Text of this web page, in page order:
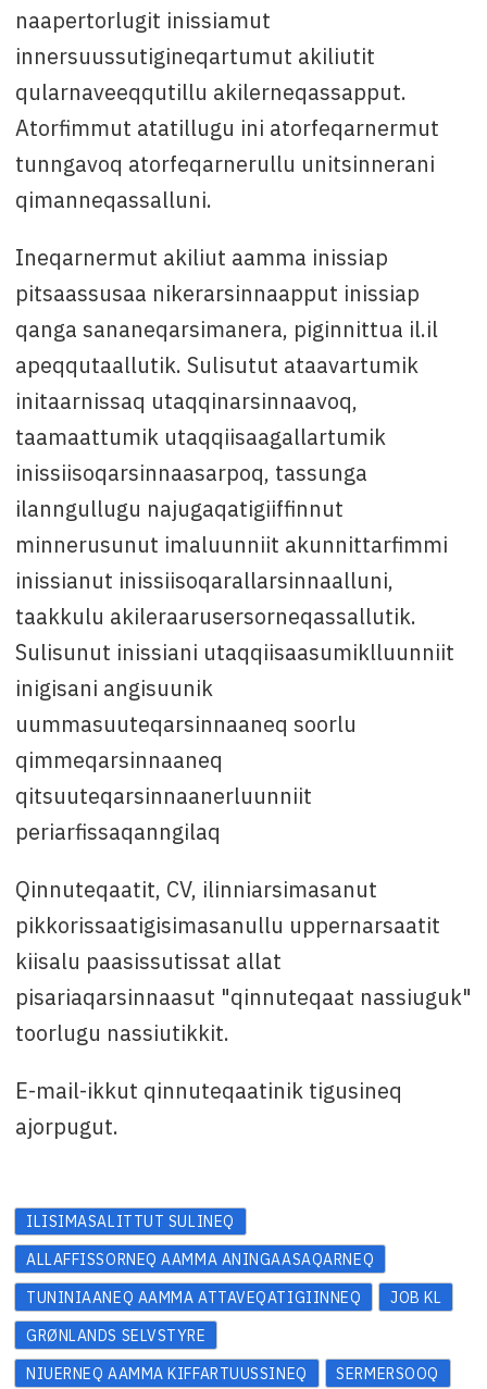
naapertorlugit inissiamut
innersuussutigineqartumut akiliutit
qularnaveeqqutillu akilerneqassapput.
Atorfimmut atatillugu ini atorfeqarnermut
tunngavoq atorfeqarnerullu unitsinnerani
qimanneqassalluni.
Ineqarnermut akiliut aamma inissiap
pitsaassusaa nikerarsinnaapput inissiap
qanga sananeqarsimanera, piginnittua il.il
apeqqutaallutik. Sulisutut ataavartumik
initaarnissaq utaqqinarsinnaavoq,
taamaattumik utaqqiisaagallartumik
inissiisoqarsinnaasarpoq, tassunga
ilanngullugu najugaqatigiiffinnut
minnerusunut imaluunniit akunnittarfimmi
inissianut inissiisoqarallarsinnaalluni,
taakkulu akileraarusersorneqassallutik.
Sulisunut inissiani utaqqiisaasumiklluunniit
inigisani angisuunik
uummasuuteqarsinnaaneq soorlu
qimmeqarsinnaaneq
qitsuuteqarsinnaanerluunniit
periarfissaqanngilaq
Qinnuteqaatit, CV, ilinniarsimasanut
pikkorissaatigisimasanullu uppernarsaatit
kiisalu paasissutissat allat
pisariaqarsinnaasut "qinnuteqaat nassiuguk"
toorlugu nassiutikkit.
E-mail-ikkut qinnuteqaatinik tigusineq
ajorpugut.
ILISIMASALITTUT SULINEQ
ALLAFFISSORNEQ AAMMA ANINGAASAQARNEQ
TUNINIAANEQ AAMMA ATTAVEQATIGIINNEQ
JOB KL
GRØNLANDS SELVSTYRE
NIUERNEQ AAMMA KIFFARTUUSSINEQ
SERMERSOOQ